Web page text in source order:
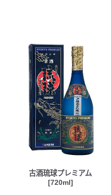
古酒琉球プレミアム
[720ml]